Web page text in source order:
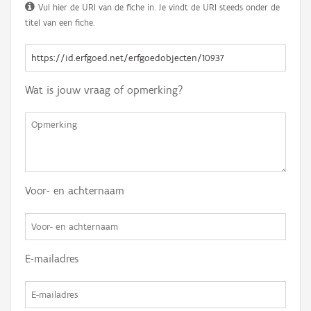
Vul hier de URI van de fiche in. Je vindt de URI steeds onder de
titel van een fiche.
Wat is jouw vraag of opmerking?
Voor- en achternaam
E-mailadres